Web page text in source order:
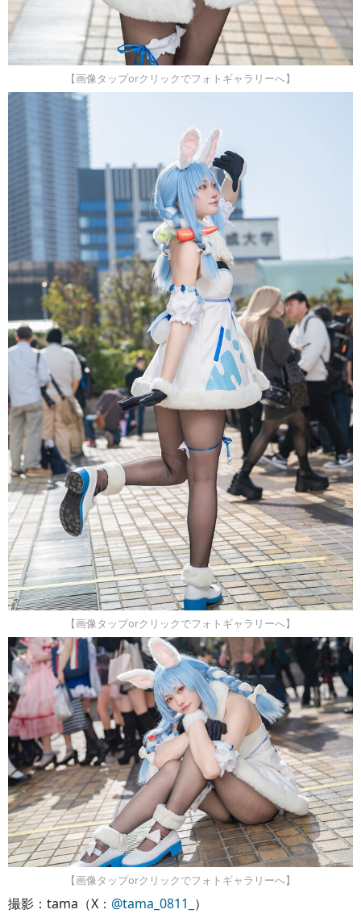
【画像タップorクリックでフォトギャラリーへ】
【画像タップorクリックでフォトギャラリーへ】
【画像タップorクリックでフォトギャラリーへ】
撮影：tama（X： @tama_0811_ ）